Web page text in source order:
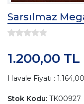
Sarsılmaz
1.200,00 TL
Havale Fiyatı :
Stok Kodu: TK00927